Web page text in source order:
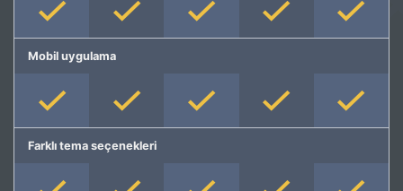
Mobil uygulama
Farklı tema seçenekleri